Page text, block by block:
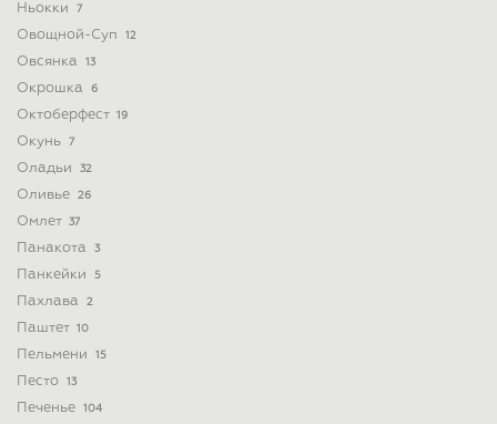
Ньокки 7
Овощной-Суп 12
Овсянка 13
Окрошка 6
Октоберфест 19
Окунь 7
Оладьи 32
Оливье 26
Омлет 37
Панакота 3
Панкейки 5
Пахлава 2
Паштет 10
Пельмени 15
Песто 13
Печенье 104